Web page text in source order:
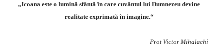
„Icoana este o lumină sfântă în care cuvântul lui Dumnezeu devine
realitate exprimată în imagine.“
Prot Victor Mihalachi